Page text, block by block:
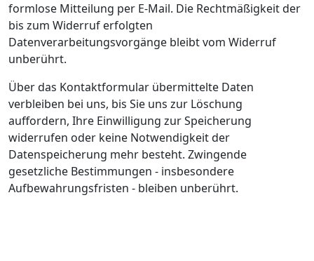
formlose Mitteilung per E-Mail. Die Rechtmäßigkeit der
bis zum Widerruf erfolgten
Datenverarbeitungsvorgänge bleibt vom Widerruf
unberührt.
Über das Kontaktformular übermittelte Daten
verbleiben bei uns, bis Sie uns zur Löschung
auffordern, Ihre Einwilligung zur Speicherung
widerrufen oder keine Notwendigkeit der
Datenspeicherung mehr besteht. Zwingende
gesetzliche Bestimmungen - insbesondere
Aufbewahrungsfristen - bleiben unberührt.